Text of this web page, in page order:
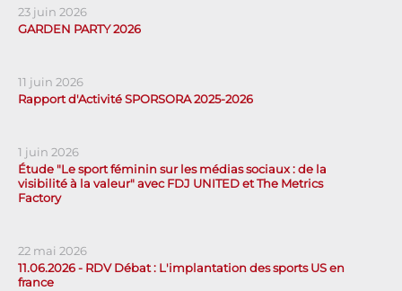
23 juin 2026
GARDEN PARTY 2026
11 juin 2026
Rapport d'Activité SPORSORA 2025-2026
1 juin 2026
Étude "Le sport féminin sur les médias sociaux : de la
visibilité à la valeur" avec FDJ UNITED et The Metrics
Factory
22 mai 2026
11.06.2026 - RDV Débat : L'implantation des sports US en
france